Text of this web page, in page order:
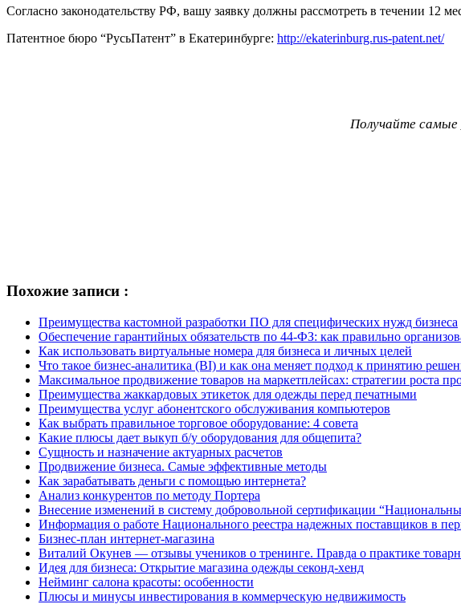
Согласно законодательству РФ, вашу заявку должны рассмотреть в течении 12
Патентное бюро “РусьПатент” в Екатеринбурге: http://ekaterinburg.rus-patent.net/
Получайте самые
Похожие записи :
Преимущества кастомной разработки ПО для специфических нужд бизнеса
Обеспечение гарантийных обязательств по 44-ФЗ: как правильно
Как использовать виртуальные номера для бизнеса и личных целей
Что такое бизнес-аналитика (BI) и как она меняет подход к принятию
Максимальное продвижение товаров на маркетплейсах: стратегии роста
Преимущества жаккардовых этикеток для одежды перед печатными
Преимущества услуг абонентского обслуживания компьютеров
Как выбрать правильное торговое оборудование: 4 совета
Какие плюсы дает выкуп б/у оборудования для общепита?
Сущность и назначение актуарных расчетов
Продвижение бизнеса. Самые эффективные методы
Как зарабатывать деньги с помощью интернета?
Анализ конкурентов по методу Портера
Внесение изменений в систему добровольной сертификации
Информация о работе Национального реестра надежных поставщиков в
Бизнес-план интернет-магазина
Виталий Окунев — отзывы учеников о тренинге. Правда о практике
Идея для бизнеса: Открытие магазина одежды секонд-хенд
Нейминг салона красоты: особенности
Плюсы и минусы инвестирования в коммерческую недвижимость